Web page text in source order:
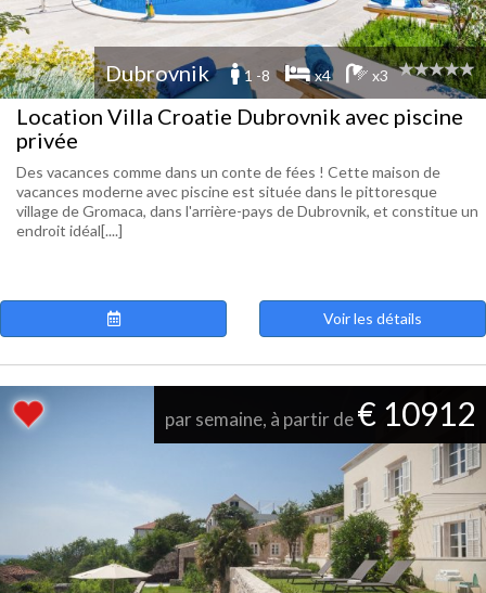
Dubrovnik 1 -8 x4 x3
Location Villa Croatie Dubrovnik avec piscine
privée
Des vacances comme dans un conte de fées ! Cette maison de
vacances moderne avec piscine est située dans le pittoresque
village de Gromaca, dans l'arrière-pays de Dubrovnik, et constitue un
endroit idéal[....]
Voir les détails
par semaine, à partir de€ 10912